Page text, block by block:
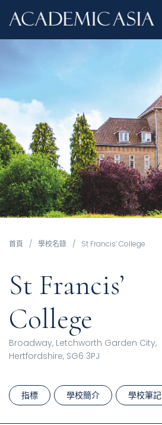
首頁 / 學校名錄 / St Francis’ College
St Francis’
College
Broadway, Letchworth Garden City,
Hertfordshire, SG6 3PJ
指標 學校簡介 學校筆記